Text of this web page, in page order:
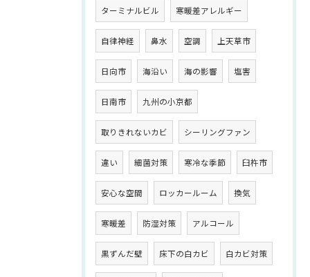
ターミナルビル 寒暖差アレルギー
自律神経 鼻水 空調 上天草市
日向市 海沿い 海の影響 塩害
日南市 九州の小京都
取りきれないカビ シーリングファン
違い 細菌対策 寒冷な季節 臼杵市
安心な空間 ロッカールーム 換気
寒暖差 防湿対策 アルコール
黒ずんだ壁 床下の白カビ 白カビ対策